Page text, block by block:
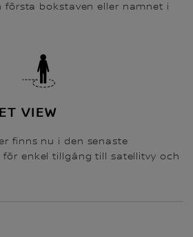
första bokstaven eller namnet i
VIEW
finns nu i den senaste
för enkel tillgång till satellitvy och